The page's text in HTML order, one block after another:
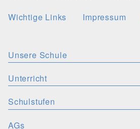
Wichtige Links
Impressum
Unsere Schule
Aktuelles
KONZEPTE
Christliche Akzente
PERSONEN
Schulleitung
Unterricht
SPRACHEN
MINT-FÄCHER
Schulstufen
ORIENTIERUNGSSTUFE
AGs